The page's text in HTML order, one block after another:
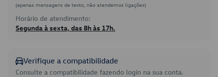
(apenas mensagens de texto, não atendemos ligações)
Horário de atendimento:
Segunda à sexta, das 8h às 17h.
Verifique a compatibilidade
Consulte a compatibilidade fazendo login na sua conta.